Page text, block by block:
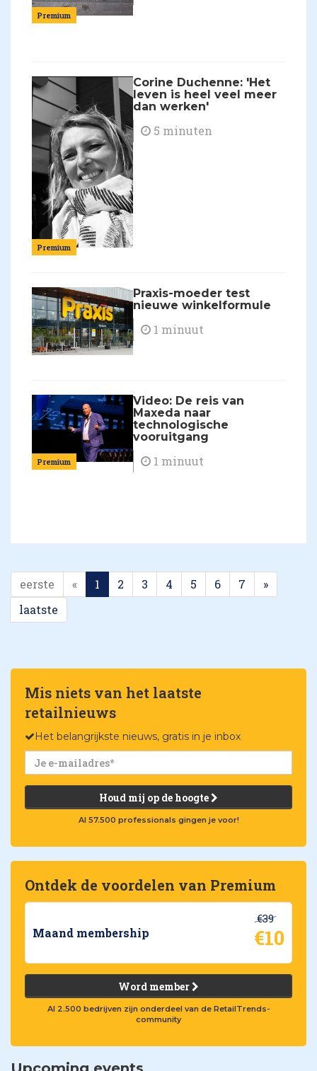
Premium
Premium
Corine Duchenne: 'Het
leven is heel veel meer
dan werken'
5 minuten
Praxis-moeder test
nieuwe winkelformule
1 minuut
Premium
Video: De reis van
Maxeda naar
technologische
vooruitgang
1 minuut
eerste « 1 2 3 4 5 6 7
»
laatste
Mis niets van het laatste
retailnieuws
Het belangrijkste nieuws, gratis in je inbox
Houd mij op de hoogte
Al 57.500 professionals gingen je voor!
Ontdek de voordelen van Premium
Maand membership
€39
€10
Word member
Al 2.500 bedrijven zijn onderdeel van de RetailTrends-
community